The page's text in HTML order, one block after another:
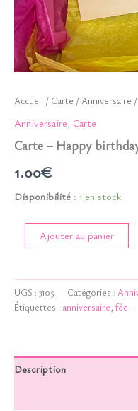
Accueil / Carte /Anniversaire
Anniversaire, Carte
Carte – Happy
1.00€
Disponibilité : 1 en stock
birthday
Ajouter au panier
UGS : 3105 Catégories :
Étiquettes : anniversaire, fée
Description